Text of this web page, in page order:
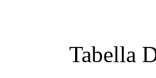
Tabella